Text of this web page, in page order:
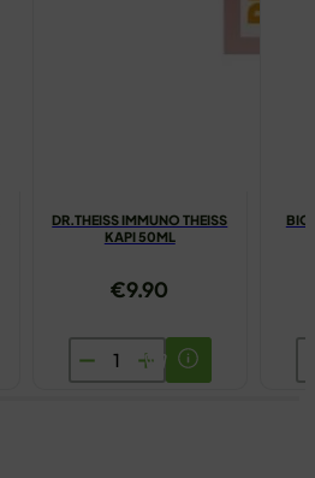
DR.THEISS IMMUNO THEISS
KAPI 50ML
€9.90
DR.THEISS
IMMUNO